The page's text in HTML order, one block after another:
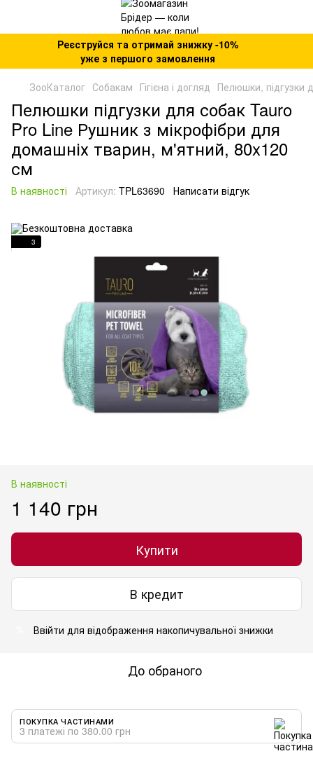
Реєструйся та отримай знижку -10%
уже з першого замовлення
ЗооКаталог Собакам Гігієна і догляд Пелюшки, підгузки
Пелюшки підгузки для собак Tauro
Pro Line Рушник з мікрофібри для
домашніх тварин, м'ятний, 80x120
см
В наявності Артикул: TPL63690 Написати відгук
3
В наявності
1 140 грн
Купити
В кредит
Ввійти для відображення накопичувальної знижки
До обраного
ПОКУПКА ЧАСТИНАМИ
3 платежі по 380.00 грн